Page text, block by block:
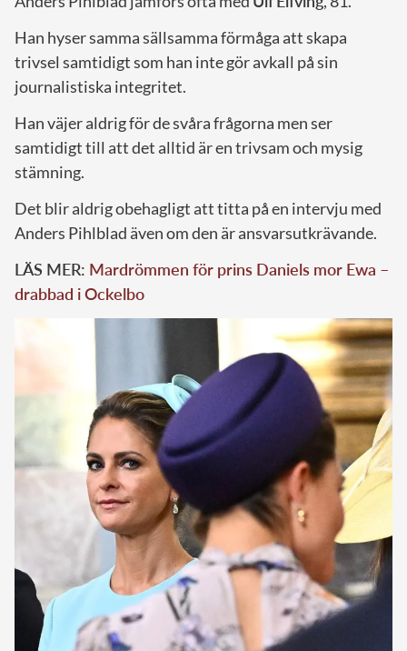
Han hyser samma sällsamma förmåga att skapa
trivsel samtidigt som han inte gör avkall på sin
journalistiska integritet.
Han väjer aldrig för de svåra frågorna men ser
samtidigt till att det alltid är en trivsam och mysig
stämning.
Det blir aldrig obehagligt att titta på en intervju med
Anders Pihlblad även om den är ansvarsutkrävande.
LÄS MER: Mardrömmen för prins Daniels mor Ewa –
drabbad i Ockelbo